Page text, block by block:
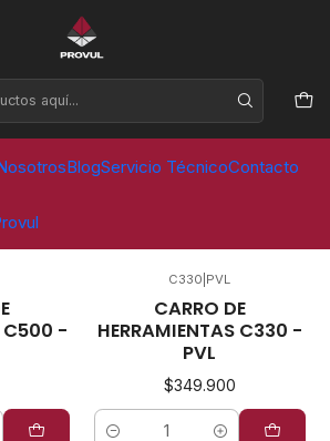
BlogServicio TécnicoContacto
Lunes a Viernes de 09:00 a 17:30 horas
de taller Carros de herramientas
C500 -
C330 PVL
CARRO DE
HERRAMIENTAS C330 -
PVL
$349.900